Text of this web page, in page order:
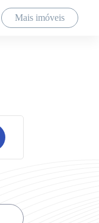
Mais imóveis